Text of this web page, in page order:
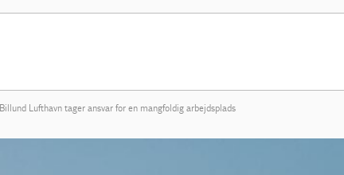
Billund Lufthavn tager ansvar for en mangfoldig arbejdsplads